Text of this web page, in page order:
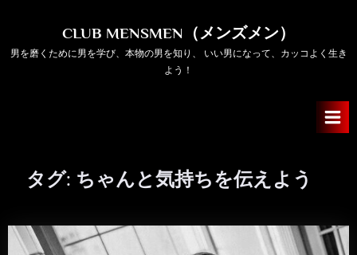
content
CLUB MENSMEN（メンズメン）
男を磨くために男を学び、本物の男を知り、 いい男になって、カッコよく生き
よう！
タグ: ちゃんと気持ちを伝えよう